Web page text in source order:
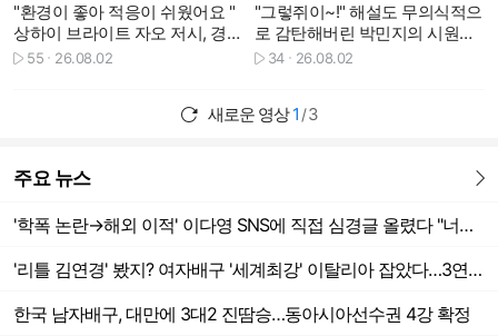
"환경이 좋아 적응이 쉬웠어요 "
상하이 브라이트 자오 저시, 경기
후 인터뷰
55 26.08.02
"그렇쥐이~!" 해설도 무의식적으
로 감탄해버린 박민지의 시원한
공격 [2026 한중일 여자배구 슈
34 26.08.02
새로운 영상1 / 3
주요 뉴스
'학폭 논란→해외 이적' 이다영 SNS에 직접 심경글 올렸다 "너무 행복해요, 여러분 응원 덕분에 여기까지 왔다"
'리틀 김연경' 봤지? 여자배구 '세계최강' 이탈리아 잡았다…3연승 폭풍질주
한국 남자배구, 대만에 3대2 진땀승…동아시아선수권 4강 확정